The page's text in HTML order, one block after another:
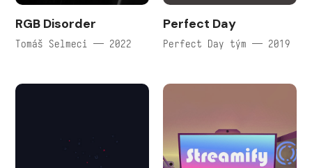
RGB Disorder
Tomáš Selmeci — 2022
Perfect Day
Perfect Day tým — 2019